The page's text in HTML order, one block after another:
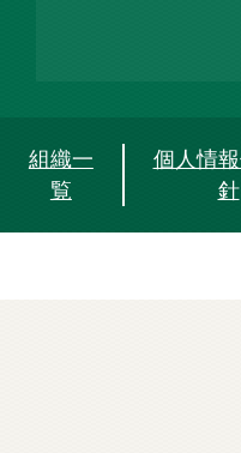
組織一
覧
個人情
針